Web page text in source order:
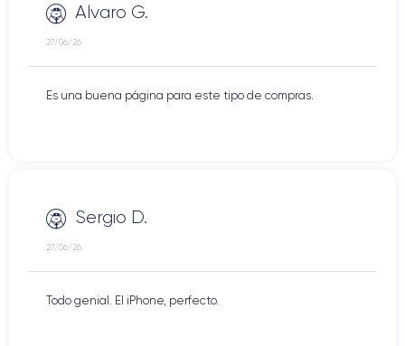
Alvaro G.
27/06/26
Es una buena página para este tipo de compras.
Sergio D.
27/06/26
Todo genial. El iPhone, perfecto.